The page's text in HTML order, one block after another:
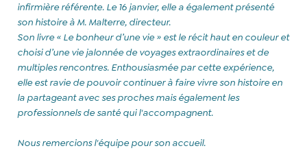
infirmière référente. Le 16 janvier, elle a également présenté
son histoire à M. Malterre, directeur.
Son livre « Le bonheur d’une vie » est le récit haut en couleur et
choisi d’une vie jalonnée devoyages extraordinaires et de
multiples rencontres. Enthousiasmée par cette expérience,
elle est ravie de pouvoir continuer à faire vivre son histoire en
la partageant avec ses proches mais également les
professionnels de santé qui l'accompagnent.
Nous remercions l'équipe pour son accueil.